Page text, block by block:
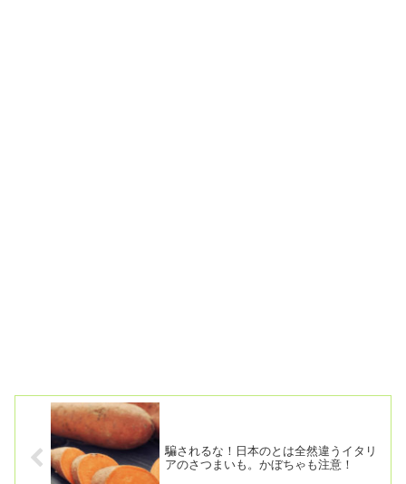
騙されるな！日本のとは全然違うイタリ
アのさつまいも。かぼちゃも注意！